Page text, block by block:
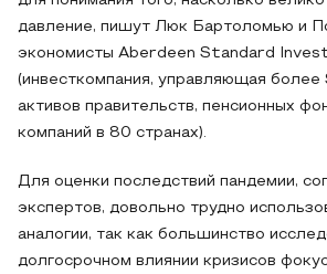
давление, пишут Люк Бартоломью и
экономисты Aberdeen Standard
(инвесткомпания, управляющая
активов правительств, пенсионных
компаний в 80 странах).
Для оценки последствий пандемии,
экспертов, довольно трудно
аналогии, так как большинство
долгосрочном влиянии кризисов